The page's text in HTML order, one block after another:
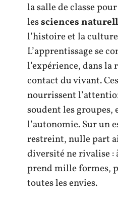
la salle de classe
lessciences
l’histoire et la
L’apprentissage se
l’expérience, dans la
contact du vivant.
nourrissent
soudent les groupes,
l’autonomie. Sur un
restreint, nulle part
diversité ne rivalise :
prend mille formes,
toutes les envies.